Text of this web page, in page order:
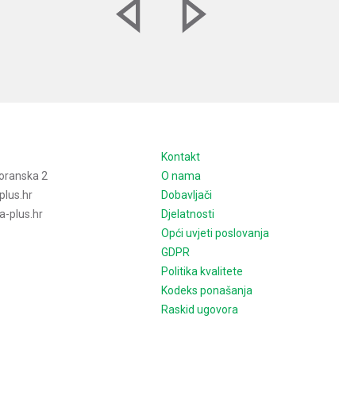
2
plus.hr
Kontakt
O nama
Dobavljači
Djelatnosti
Opći uvjeti poslovanja
GDPR
Politika kvalitete
Kodeks ponašanja
Raskid ugovora